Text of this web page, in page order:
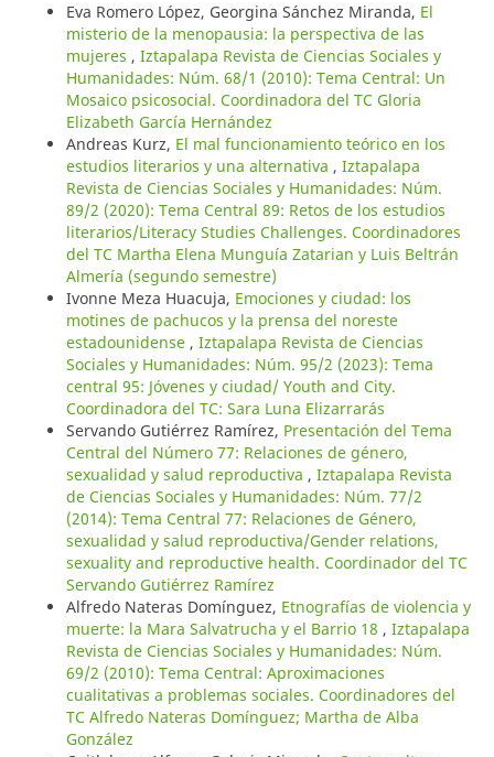
Eva Romero López, Georgina Sánchez Miranda, El
misterio de la menopausia: la perspectiva de las
mujeres , Iztapalapa Revista de Ciencias Sociales y
Humanidades: Núm. 68/1 (2010): Tema Central: Un
Mosaico psicosocial. Coordinadora del TC Gloria
Elizabeth García Hernández
Andreas Kurz, El mal funcionamiento teórico en los
estudios literarios y una alternativa , Iztapalapa
Revista de Ciencias Sociales y Humanidades: Núm.
89/2 (2020): Tema Central 89: Retos de los estudios
literarios/Literacy Studies Challenges. Coordinadores
del TC Martha Elena Munguía Zatarian y Luis Beltrán
Almería (segundo semestre)
Ivonne Meza Huacuja, Emociones y ciudad: los
motines de pachucos y la prensa del noreste
estadounidense , Iztapalapa Revista de Ciencias
Sociales y Humanidades: Núm. 95/2 (2023): Tema
central 95: Jóvenes y ciudad/ Youth and City.
Coordinadora del TC: Sara Luna Elizarrarás
Servando Gutiérrez Ramírez, Presentación del Tema
Central del Número 77: Relaciones de género,
sexualidad y salud reproductiva , Iztapalapa Revista
de Ciencias Sociales y Humanidades: Núm. 77/2
(2014): Tema Central 77: Relaciones de Género,
sexualidad y salud reproductiva/Gender relations,
sexuality and reproductive health. Coordinador del TC
Servando Gutiérrez Ramírez
Alfredo Nateras Domínguez, Etnografías de violencia y
muerte: la Mara Salvatrucha y el Barrio 18 , Iztapalapa
Revista de Ciencias Sociales y Humanidades: Núm.
69/2 (2010): Tema Central: Aproximaciones
cualitativas a problemas sociales. Coordinadores del
TC Alfredo Nateras Domínguez; Martha de Alba
González